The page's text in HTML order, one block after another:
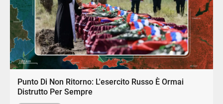
Punto Di Non Ritorno: L'esercito Russo È Ormai
Distrutto Per Sempre